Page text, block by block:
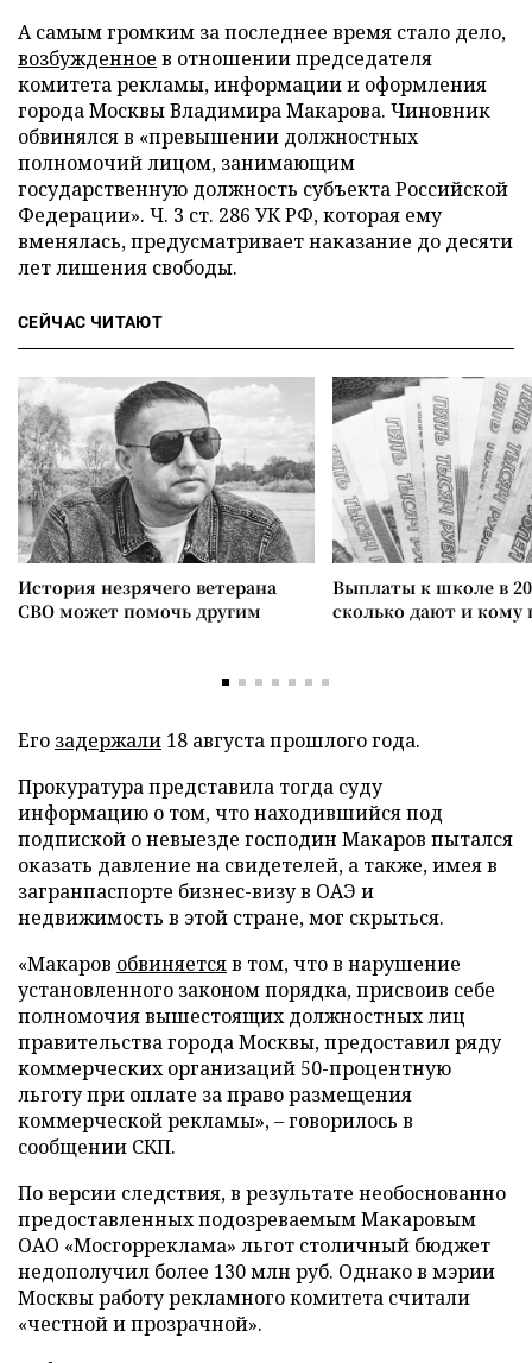
А самым громким за последнее время стало дело,
возбужденное в отношении председателя
комитета рекламы, информации и оформления
города Москвы Владимира Макарова. Чиновник
обвинялся в «превышении должностных
полномочий лицом, занимающим
государственную должность субъекта Российской
Федерации». Ч. 3 ст. 286 УК РФ, которая ему
вменялась, предусматривает наказание до десяти
лет лишения свободы.
СЕЙЧАС ЧИТАЮТ
История незрячего ветерана
СВО может помочь другим
Выплаты к школе в
сколько дают и
Его задержали 18 августа прошлого года.
Прокуратура представила тогда суду
информацию о том, что находившийся под
подпиской о невыезде господин Макаров пытался
оказать давление на свидетелей, а также, имея в
загранпаспорте бизнес-визу в ОАЭ и
недвижимость в этой стране, мог скрыться.
«Макаров обвиняетсяв том, что в нарушение
установленного законом порядка, присвоив себе
полномочия вышестоящих должностных лиц
правительства города Москвы, предоставил ряду
коммерческих организаций 50-процентную
льготу при оплате за право размещения
коммерческой рекламы», – говорилось в
сообщении СКП.
По версии следствия, в результате необоснованно
предоставленных подозреваемым Макаровым
ОАО «Мосгорреклама» льгот столичный бюджет
недополучил более 130 млн руб. Однако в мэрии
Москвы работу рекламного комитета считали
«честной и прозрачной».